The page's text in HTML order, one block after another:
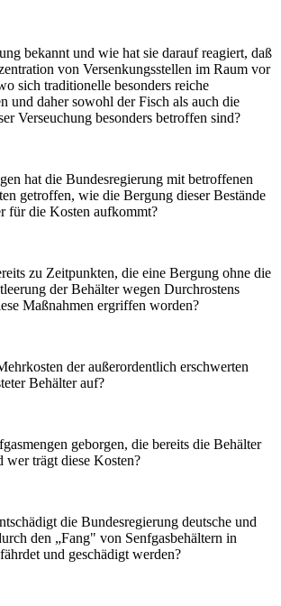
bekannt und wie hat sie darauf reagiert, daß
von Versenkungsstellen im Raum vor
sich traditionelle besonders reiche
und daher sowohl der Fisch als auch die
Verseuchung besonders betroffen sind?
hat die Bundesregierung mit betroffenen
getroffen, wie die Bergung dieser Bestände
für die Kosten aufkommt?
zu Zeitpunkten, die eine Bergung ohne die
der Behälter wegen Durchrostens
Maßnahmen ergriffen worden?
der außerordentlich erschwerten
Behälter auf?
geborgen, die bereits die Behälter
wer trägt diese Kosten?
die Bundesregierung deutsche und
den „Fang" von Senfgasbehältern in
und geschädigt werden?